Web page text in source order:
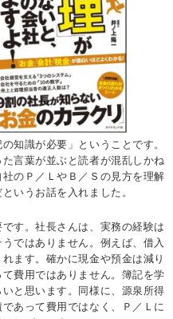
知識が必要」ということです。
言葉が並ぶと読者が混乱しかね
のＰ／ＬやＢ／Ｓの見方を理解
いうお話を入れました。
す。社長さんは、実務の経験は
ではありません。例えば、借入
ます。確かに現金や預金は減り
費用ではありません。簿記を学
と思います。同様に、源泉所得
あって費用ではなく、Ｐ／Ｌに